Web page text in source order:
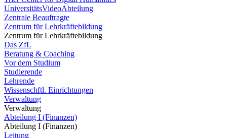
UniversitätsVideoAbteilung
Zentrale Beauftragte
Zentrum für Lehrkräftebildung
Zentrum für Lehrkräftebildung
Das ZfL
Beratung & Coaching
Vor dem Studium
Studierende
Lehrende
Wissenschftl. Einrichtungen
Verwaltung
Verwaltung
Abteilung I (Finanzen)
Abteilung I (Finanzen)
Leitung